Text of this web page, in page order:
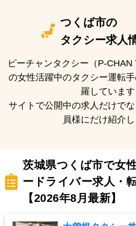
つくば市の
タクシー求人
ピーチャンタクシー（P-
の女性活躍中のタクシー運転
羅しています
サイトで公開中の求人だけで
員様にだけ紹介し
茨城県つくば市で女
ードライバー求人・
【2026年8月最新】